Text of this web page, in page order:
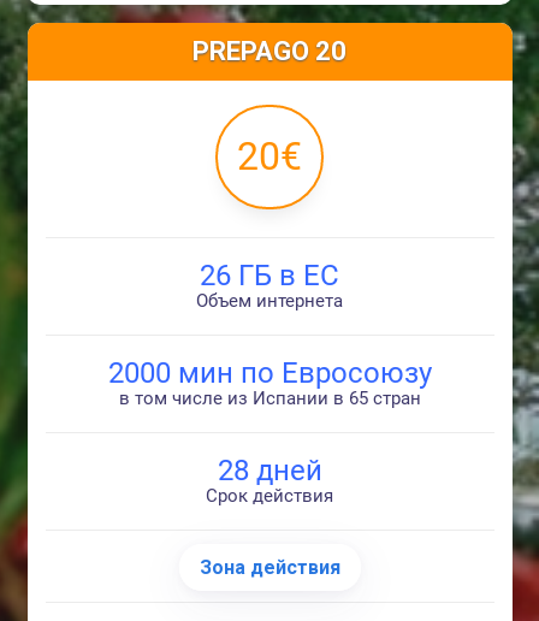
PREPAGO 20
20€
26 ГБ в ЕС
Объем интернета
2000 мин по Евросоюзу
в том числе из Испании в 65 стран
28 дней
Срок действия
Зона действия